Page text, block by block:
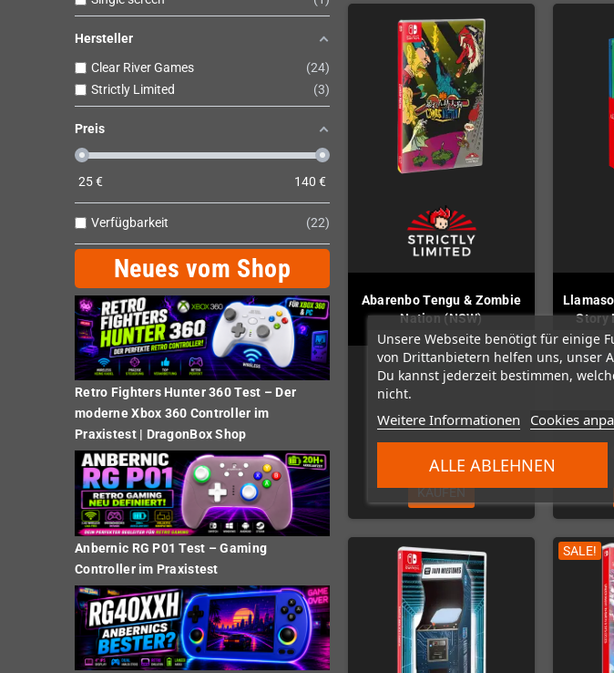
Unsere Webseite benötigt für einige
von Drittanbietern helfen uns, unser
Du kannst jederzeit bestimmen,
nicht.
Weitere Informationen Cookies
ALLE ABLEHNEN
Hersteller
Clear River Games
24
Strictly Limited
3
Preis
25€ 140 €
Verfügbarkeit 22
Neues vom Shop
Retro Fighters Hunter 360 Test – Der
moderne Xbox 360 Controller im
Praxistest | DragonBox Shop
Anbernic RG P01 Test – Gaming
Controller im Praxistest
Abarenbo Tengu & Zombie
Nation (NSW)
Auf Lager
KAUFEN
Story
SALE!